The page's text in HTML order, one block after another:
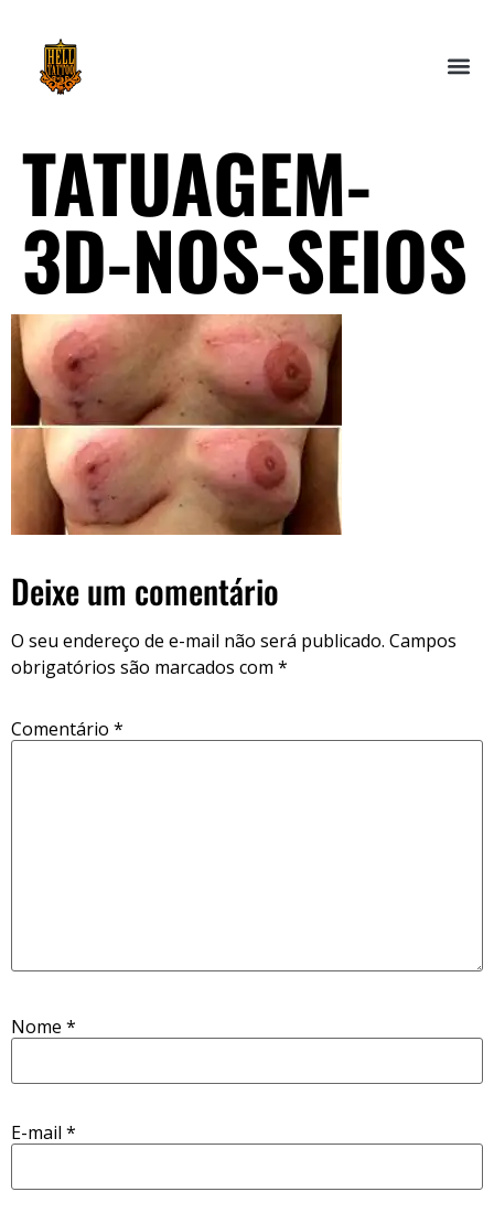
TATUAGEM-
3D-NOS-SEIOS
Deixe um comentário
O seu endereço de e-mail não será publicado. Campos
obrigatórios são marcados com *
Comentário *
Nome *
E-mail *